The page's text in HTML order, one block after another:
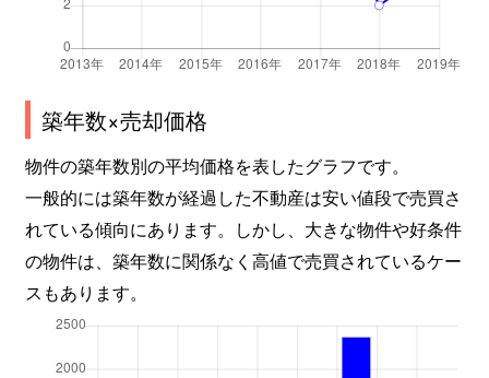
築年数×売却価格
物件の築年数別の平均価格を表したグラフです。
一般的には築年数が経過した不動産は安い値段で売買さ
れている傾向にあります。しかし、大きな物件や好条件
の物件は、築年数に関係なく高値で売買されているケー
スもあります。